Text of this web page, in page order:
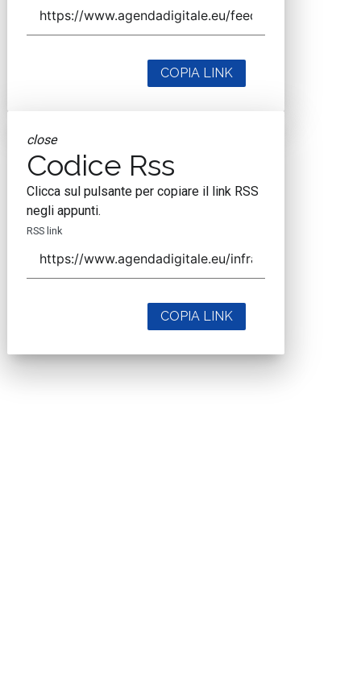
COPIA LINK
close
Codice Rss
Clicca sul pulsante per copiare il link RSS
negli appunti.
RSS link
COPIA LINK